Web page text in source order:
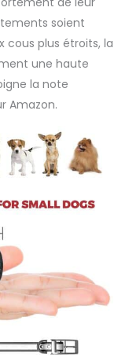
veille
desoient
cous plus étroits, la
une haute
la note
Amazon.